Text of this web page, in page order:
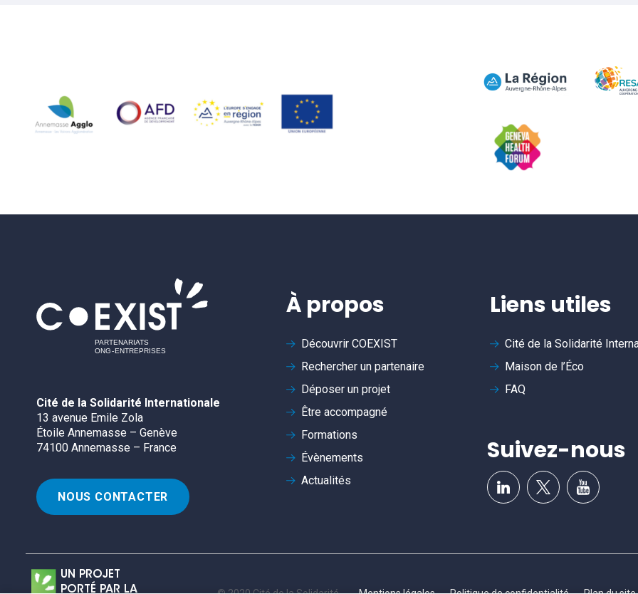
Cité de la Solidarité Internationale
13 avenue Emile Zola
Étoile Annemasse – Genève
74100 Annemasse – France
NOUS CONTACTER
À propos
Découvrir COEXIST
Rechercher un partenaire
Déposer un projet
Être accompagné
Formations
Évènements
Actualités
Liens utiles
Cité de la Solidarité
Maison de l’Éco
FAQ
Suivez-nous
UN PROJET
PORTÉ PAR LA